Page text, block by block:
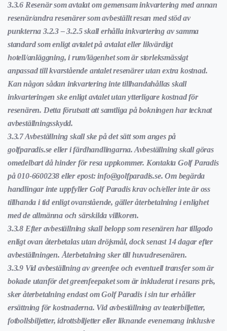
3.3.6 Resenär som avtalat om gemensam inkvartering med annan
resenär/andra resenärer som avbeställt resan med stöd av
punkterna 3.2.3 – 3.2.5 skall erhålla inkvartering av samma
standard som enligt avtalet på avtalat eller likvärdigt
hotell/anläggning, i rum/lägenhet som är storleksmässigt
anpassad till kvarstående antalet resenärer utan extra kostnad.
Kan någon sådan inkvartering inte tillhandahållas skall
inkvarteringen ske enligt avtalet utan ytterligare kostnad för
resenären. Detta förutsatt att samtliga på bokningen har tecknat
avbeställningsskydd.
3.3.7 Avbeställning skall ske på det sätt som anges på
golfparadis.se eller i färdhandlingarna. Avbeställning skall göras
omedelbart då hinder för resa uppkommer. Kontakta Golf Paradis
på 010-6600238 eller epost:info@golfparadis.se. Om begärda
handlingar inte uppfyller Golf Paradis krav och/eller inte är oss
tillhanda i tid enligt ovanstående, gäller återbetalning i enlighet
med de allmänna och särskilda villkoren.
3.3.8 Efter avbeställning skall belopp som resenären har tillgodo
enligt ovan återbetalas utan dröjsmål, dock senast 14 dagar efter
avbeställningen. Återbetalning sker till huvudresenären.
3.3.9 Vid avbeställning av greenfee och eventuell transfer som är
bokade utanför det greenfeepaket som är inkluderat i resans pris,
sker återbetalning endast om Golf Paradis i sin tur erhåller
ersättning för kostnaderna. Vid avbeställning av teaterbiljetter,
fotbollsbiljetter, idrottsbiljetter eller liknande evenemang inklusive